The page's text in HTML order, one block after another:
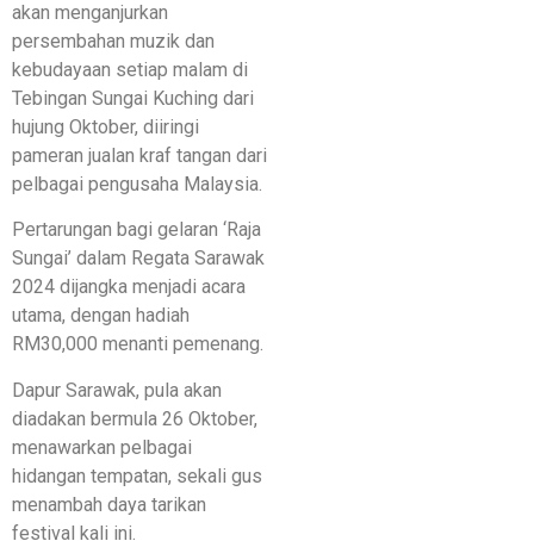
akan menganjurkan
persembahan muzik dan
kebudayaan setiap malam di
Tebingan Sungai Kuching dari
hujung Oktober, diiringi
pameran jualan kraf tangan dari
pelbagai pengusaha Malaysia.
Pertarungan bagi gelaran ‘Raja
Sungai’ dalam Regata Sarawak
2024 dijangka menjadi acara
utama, dengan hadiah
RM30,000 menanti pemenang.
Dapur Sarawak, pula akan
diadakan bermula 26 Oktober,
menawarkan pelbagai
hidangan tempatan, sekali gus
menambah daya tarikan
festival kali ini.